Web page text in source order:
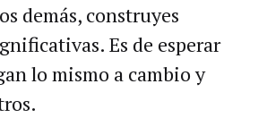
demás, construyes
Es de esperar
lo mismo a cambio y